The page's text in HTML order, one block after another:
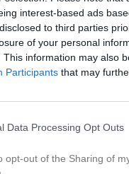
interest-based ads
to third parties
of your personal
This information may also
Participants that may
Data Processing Opt Outs
opt-out of the Sharing of
Victor Karlsson
Victor